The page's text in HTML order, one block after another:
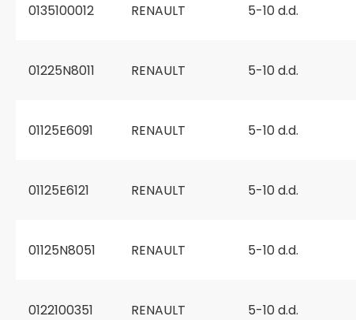
0135100012 RENAULT 5-10 d.d.
01225N8011 RENAULT 5-10 d.d.
01125E6091 RENAULT 5-10 d.d.
01125E6121 RENAULT 5-10 d.d.
01125N8051 RENAULT 5-10 d.d.
0122100351 RENAULT 5-10 d.d.